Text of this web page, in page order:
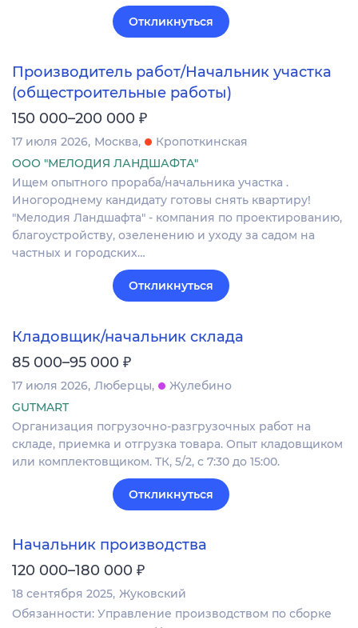
Откликнуться
Производитель работ/Начальник участка
(общестроительные работы)
150 000–200 000 ₽
17 июля 2026 Москва
Кропоткинская
ООО "МЕЛОДИЯ ЛАНДШАФТА"
Ищем опытного прораба/начальника участка .
Иногороднему кандидату готовы снять квартиру!
"Мелодия Ландшафта" - компания по проектированию,
благоустройству, озеленению и уходу за садом на
частных и городских…
Откликнуться
Кладовщик/начальник склада
85 000–95 000 ₽
17 июля 2026 Люберцы
Жулебино
GUTMART
Организация погрузочно-разгрузочных работ на
складе, приемка и отгрузка товара. Опыт кладовщиком
или комплектовщиком. ТК, 5/2, с 7:30 до 15:00.
Откликнуться
Начальник производства
120 000–180 000 ₽
18 сентября 2025 Жуковский
Обязанности: Управление производством по сборке